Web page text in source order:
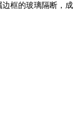
框的玻璃隔断，成